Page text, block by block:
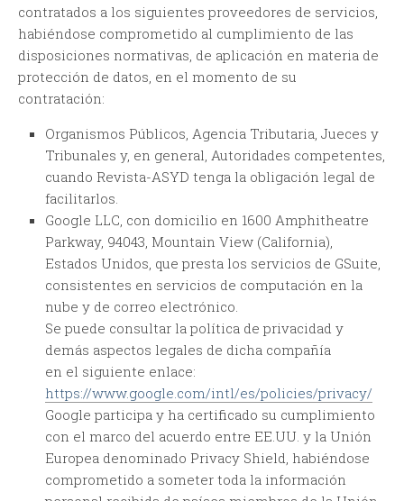
contratados a los siguientes proveedores de servicios,
habiéndose comprometido al cumplimiento de las
disposiciones normativas, de aplicación en materia de
protección de datos, en el momento de su
contratación:
Organismos Públicos, Agencia Tributaria, Jueces y
Tribunales y, en general, Autoridades competentes,
cuando Revista-ASYD tenga la obligación legal de
facilitarlos.
Google LLC, con domicilio en 1600 Amphitheatre
Parkway, 94043, Mountain View (California),
Estados Unidos, que presta los servicios de GSuite,
consistentes en servicios de computación en la
nube y de correo electrónico.
Se puede consultar la política de privacidad y
demás aspectos legales de dicha compañía
en el siguiente enlace:
https://www.google.com/intl/es/policies/privacy/
Google participa y ha certificado su cumplimiento
con el marco del acuerdo entre EE.UU. y la Unión
Europea denominado Privacy Shield, habiéndose
comprometido a someter toda la información